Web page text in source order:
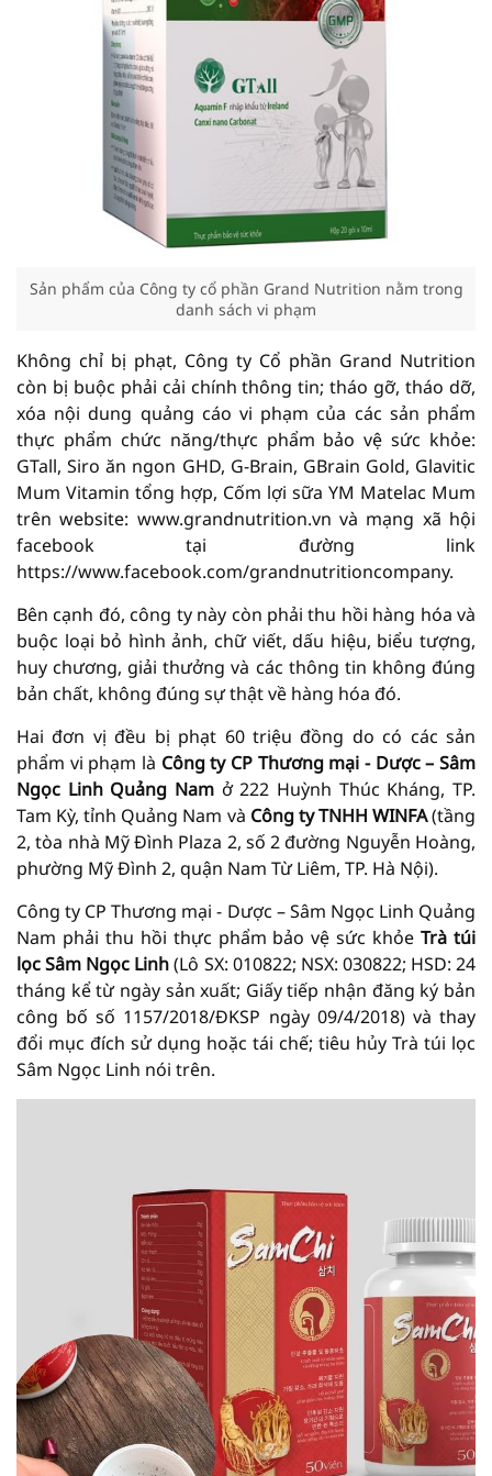
Sản phẩm của Công ty cổ phần Grand Nutrition nằm trong
danh sách vi phạm
Không chỉ bị phạt, Công ty Cổ phần Grand Nutrition
còn bị buộc phải cải chính thông tin; tháo gỡ, tháo dỡ,
xóa nội dung quảng cáo vi phạm của các sản phẩm
thực phẩm chức năng/thực phẩm bảo vệ sức khỏe:
GTall, Siro ăn ngon GHD, G-Brain, GBrain Gold, Glavitic
Mum Vitamin tổng hợp, Cốm lợi sữa YM Matelac Mum
trên website: www.grandnutrition.vn và mạng xã hội
facebook tại đường link
https://www.facebook.com/grandnutritioncompany.
Bên cạnh đó, công ty này còn phải thu hồi hàng hóa và
buộc loại bỏ hình ảnh, chữ viết, dấu hiệu, biểu tượng,
huy chương, giải thưởng và các thông tin không đúng
bản chất, không đúng sự thật về hàng hóa đó.
Hai đơn vị đều bị phạt 60 triệu đồng do có các sản
phẩm vi phạm là Công ty CP Thương mại - Dược – Sâm
Ngọc Linh Quảng Nam ở 222 Huỳnh Thúc Kháng, TP.
Tam Kỳ, tỉnh Quảng Nam và Công ty TNHH WINFA(tầng
2, tòa nhà Mỹ Đình Plaza 2, số 2 đường Nguyễn Hoàng,
phường Mỹ Đình 2, quận Nam Từ Liêm, TP. Hà Nội).
Công ty CP Thương mại - Dược – Sâm Ngọc Linh Quảng
Nam phải thu hồi thực phẩm bảo vệ sức khỏeTrà túi
lọc Sâm Ngọc Linh(Lô SX: 010822; NSX: 030822; HSD: 24
tháng kể từ ngày sản xuất; Giấy tiếp nhận đăng ký bản
công bố số 1157/2018/ĐKSP ngày 09/4/2018) và thay
đổi mục đích sử dụng hoặc tái chế; tiêu hủy Trà túi lọc
Sâm Ngọc Linh nói trên.